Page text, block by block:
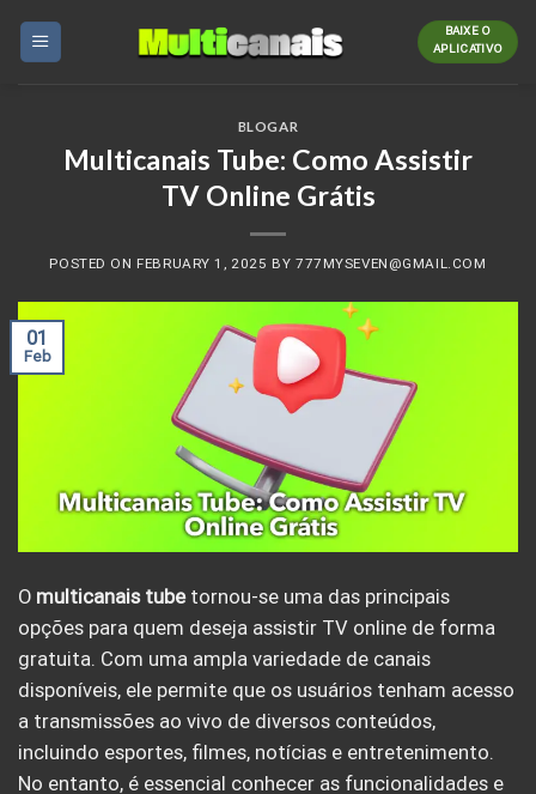
BAIXE O
APLICATIVO
BLOGAR
Multicanais Tube: Como Assistir
TV Online Grátis
POSTED ON FEBRUARY 1, 2025 BY 777MYSEVEN@GMAIL.COM
01
Feb
O multicanais tubetornou-se uma das principais
opções para quem deseja assistir TV online de forma
gratuita. Com uma ampla variedade de canais
disponíveis, ele permite que os usuários tenham acesso
a transmissões ao vivo de diversos conteúdos,
incluindo esportes, filmes, notícias e entretenimento.
No entanto, é essencial conhecer as funcionalidades e